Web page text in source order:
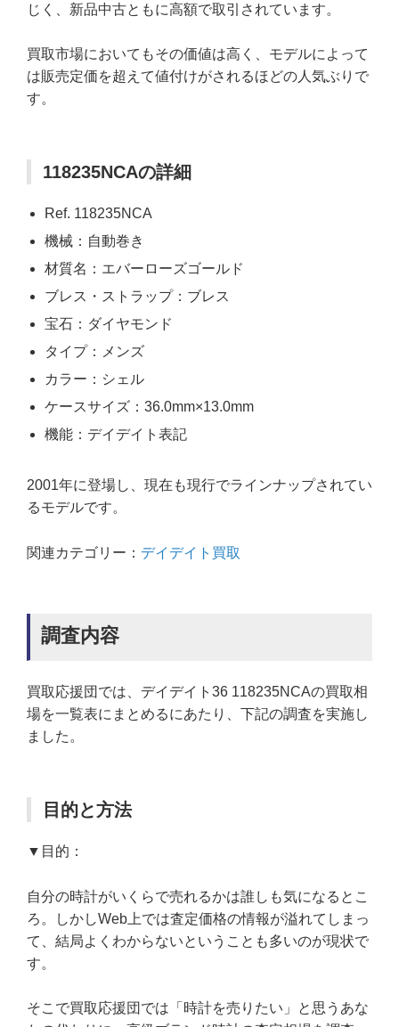
じく、新品中古ともに高額で取引されています。
買取市場においてもその価値は高く、モデルによって
は販売定価を超えて値付けがされるほどの人気ぶりで
す。
118235NCAの詳細
Ref. 118235NCA
機械：自動巻き
材質名：エバーローズゴールド
ブレス・ストラップ：ブレス
宝石：ダイヤモンド
タイプ：メンズ
カラー：シェル
ケースサイズ：36.0mm×13.0mm
機能：デイデイト表記
2001年に登場し、現在も現行でラインナップされてい
るモデルです。
関連カテゴリー： デイデイト買取
調査内容
買取応援団では、デイデイト36 118235NCAの買取相
場を一覧表にまとめるにあたり、下記の調査を実施し
ました。
目的と方法
▼目的：
自分の時計がいくらで売れるかは誰しも気になるとこ
ろ。しかしWeb上では査定価格の情報が溢れてしまっ
て、結局よくわからないということも多いのが現状で
す。
そこで買取応援団では「時計を売りたい」と思うあな